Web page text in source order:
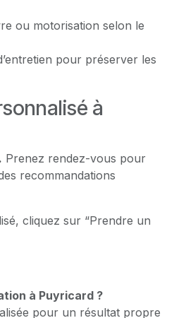
ou motorisation selon le
pour préserver les
à
Prenez rendez-vous pour
recommandations
cliquez sur “Prendre un
à Puyricard ?
pour un résultat propre